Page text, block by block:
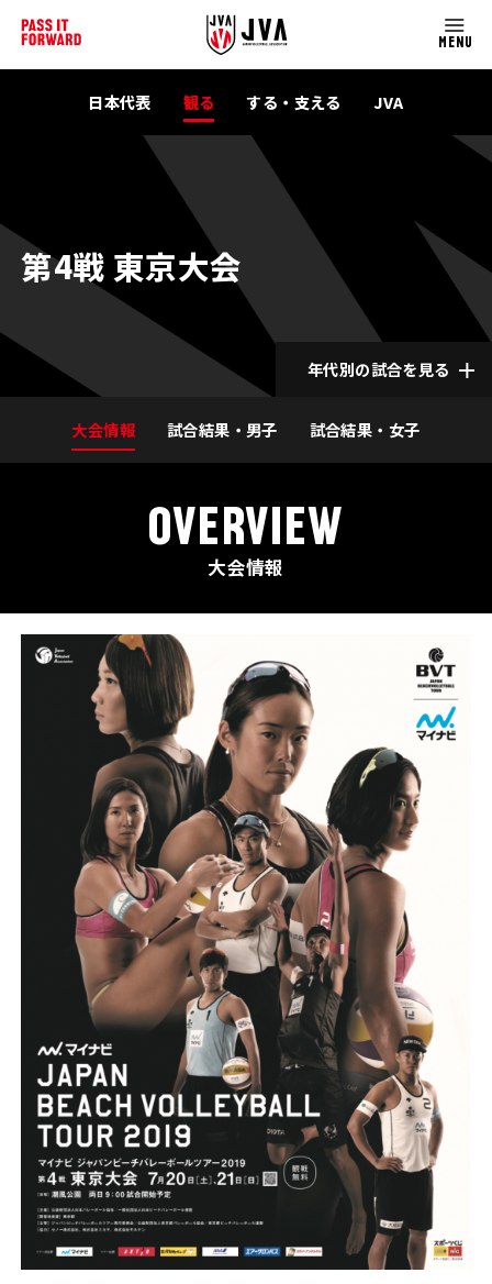
MENU
日本代表 観る する・支える JVA
第4戦 東京大会
年代別の試合を見る
大会情報 試合結果・男子 試合結果・女子
OVERVIEW
大会情報